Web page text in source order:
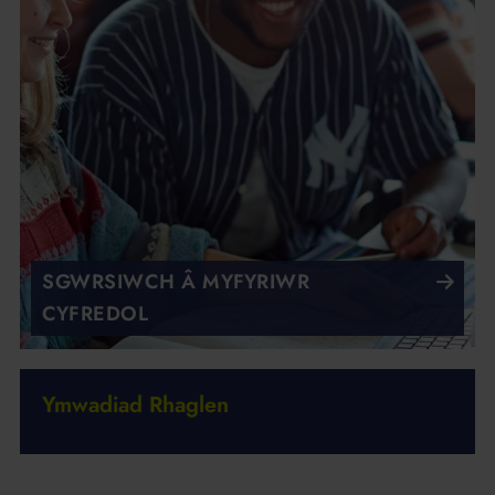
SGWRSIWCH Â MYFYRIWR
CYFREDOL
Ymwadiad Rhaglen